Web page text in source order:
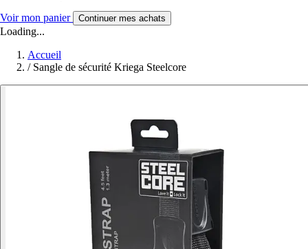
Voir mon panier Continuer mes achats
Loading...
Accueil
/ Sangle de sécurité Kriega Steelcore